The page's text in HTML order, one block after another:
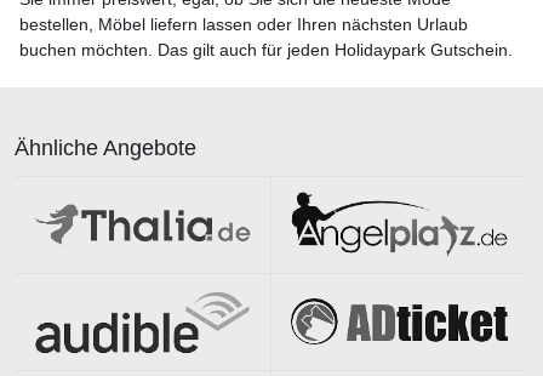
bestellen, Möbel liefern lassen oder Ihren nächsten Urlaub
buchen möchten. Das gilt auch für jeden Holidaypark Gutschein.
Ähnliche Angebote